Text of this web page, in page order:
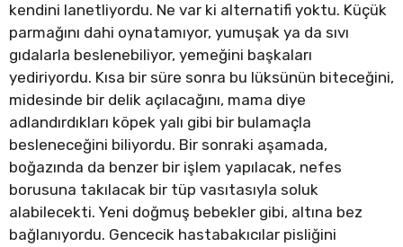
kendini lanetliyordu. Ne var ki alternatifi yoktu. Küçük
parmağını dahi oynatamıyor, yumuşak ya da sıvı
gıdalarla beslenebiliyor, yemeğini başkaları
yediriyordu. Kısa bir süre sonra bu lüksünün biteceğini,
midesinde bir delik açılacağını, mama diye
adlandırdıkları köpek yalı gibi bir bulamaçla
besleneceğini biliyordu. Bir sonraki aşamada,
boğazında da benzer bir işlem yapılacak, nefes
borusuna takılacak bir tüp vasıtasıyla soluk
alabilecekti. Yeni doğmuş bebekler gibi, altına bez
bağlanıyordu. Gencecik hastabakıcılar pisliğini